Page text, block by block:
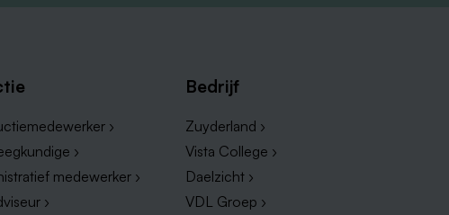
›
›
medewerker ›
›
Bedrijf
Zuyderland ›
Vista College ›
Daelzicht ›
VDL Groep ›